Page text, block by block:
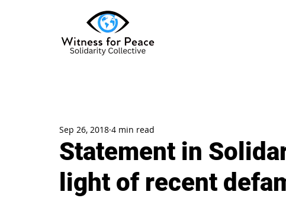
Statement in
light of recent
Sep 26, 2018 4 min read